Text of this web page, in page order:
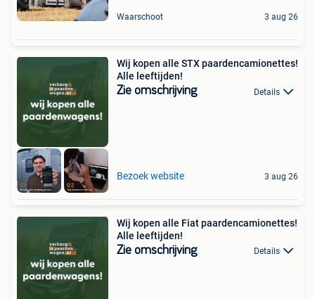
Waarschoot 3 aug 26
Wij kopen alle STX paardencamionettes!
Alle leeftijden!
Zie omschrijving Details
Bezoek website 3 aug 26
Wij kopen alle Fiat paardencamionettes!
Alle leeftijden!
Zie omschrijving Details